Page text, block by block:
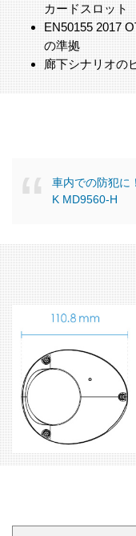
カードスロット
EN50155 2017
の準拠
廊下シナリオの
車内での防犯に
K MD9560-H